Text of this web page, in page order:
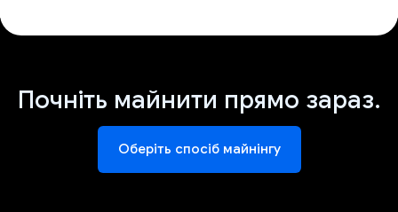
Почніть майнити прямо зараз.
Оберіть спосіб майнінгу